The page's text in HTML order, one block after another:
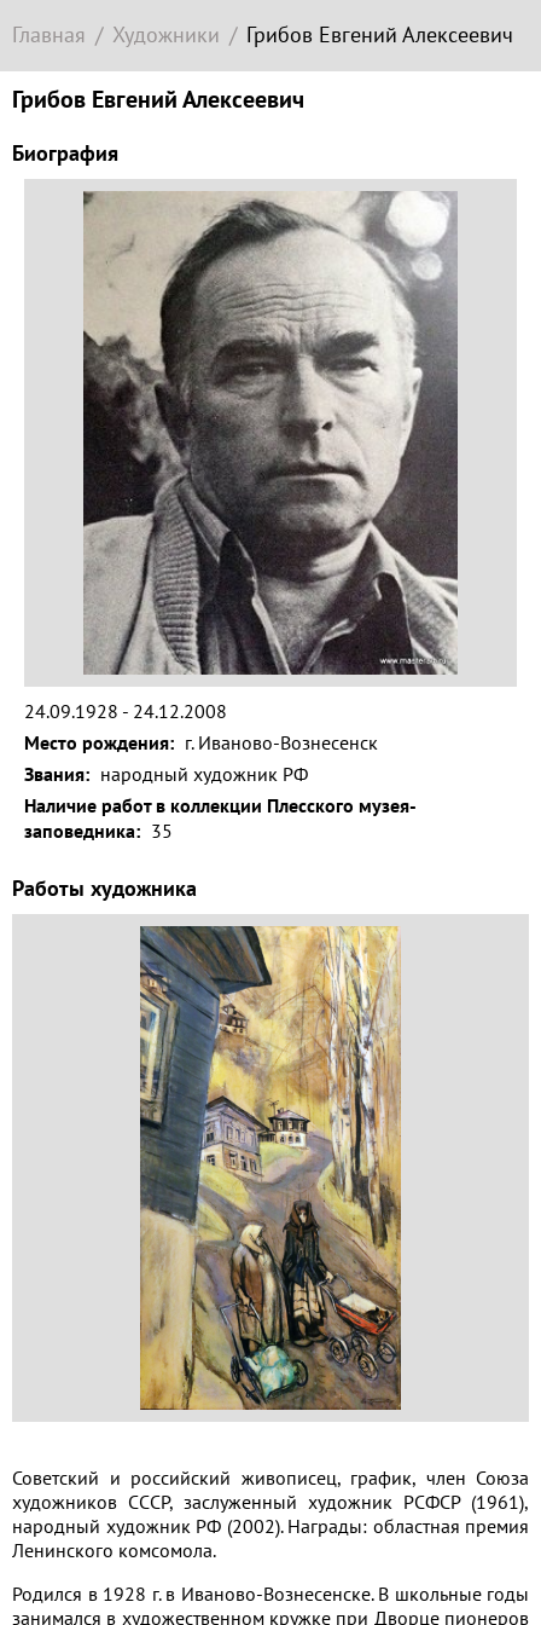
Главная Художники Грибов Евгений Алексеевич
Грибов Евгений Алексеевич
Биография
24.09.1928 - 24.12.2008
Место рождения: г. Иваново-Вознесенск
Звания: народный художник РФ
Наличие работ в коллекции Плесского музея-
заповедника: 35
Работы художника
Советский и российский живописец, график, член Союза
художников СССР, заслуженный художник РСФСР (1961),
народный художник РФ (2002). Награды: областная премия
Ленинского комсомола.
Родился в 1928 г. в Иваново-Вознесенске. В школьные годы
занимался в художественном кружке при Дворце пионеров
зарубежное
гора
Гора
Левитана
Заречье
Набережная
Торговая
площадь
Верхний
Плёс
Волга и
левый берег
Время
года на
картине
Лето
Коллекция
музея
Музей
1
Применить
Сбросить